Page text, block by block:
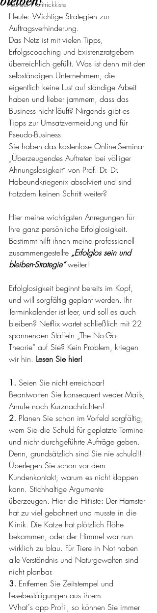
Aus der Profitrickkiste
Heute: Wichtige Strategien zur
Auftragsverhinderung.
Das Netz ist mit vielen Tipps,
Erfolgscoaching und Existenzratgebern
überreichlich gefüllt. Was ist denn mit den
selbständigen Unternehmern, die
eigentlich keine Lust auf ständige Arbeit
haben und lieber jammern, dass das
Business nicht läuft? Nirgends gibt es
Tipps zur Umsatzvermeidung und für
Pseudo-Business.
Sie haben das kostenlose Online-Seminar
„Überzeugendes Auftreten bei völliger
Ahnungslosigkeit“ von Prof. Dr. Dr.
Habeundkriegenix absolviert und sind
trotzdem keinen Schritt weiter?
Hier meine wichtigsten Anregungen für
Ihre ganz persönliche Erfolglosigkeit.
Bestimmt hilft ihnen meine professionell
zusammengestellte „Erfolglos sein und
bleiben-Strategie“ weiter!
Erfolglosigkeit beginnt bereits im Kopf,
und will sorgfältig geplant werden. Ihr
Terminkalender ist leer, und soll es auch
bleiben? Netflix wartet schließlich mit 22
spannenden Staffeln „The No-Go-
Theorie“ auf Sie? Kein Problem, kriegen
wir hin. Lesen Sie hier!
1. Seien Sie nicht erreichbar!
Beantworten Sie konsequent weder Mails,
Anrufe noch Kurznachrichten!
2. Planen Sie schon im Vorfeld sorgfältig,
wem Sie die Schuld für geplatzte Termine
und nicht durchgeführte Aufträge geben.
Denn, grundsätzlich sind Sie nie schuld!!!
Überlegen Sie schon vor dem
Kundenkontakt, warum es nicht klappen
kann. Stichhaltige Argumente
überzeugen. Hier die Hitliste: Der Hamster
hat zu viel gebohnert und musste in die
Klinik. Die Katze hat plötzlich Flöhe
bekommen, oder der Himmel war nun
wirklich zu blau. Für Tiere in Not haben
alle Verständnis und Naturgewalten sind
nicht planbar.
3. Entfernen Sie Zeitstempel und
Lesebestätigungen aus ihrem
What´s app Profil, so können Sie immer